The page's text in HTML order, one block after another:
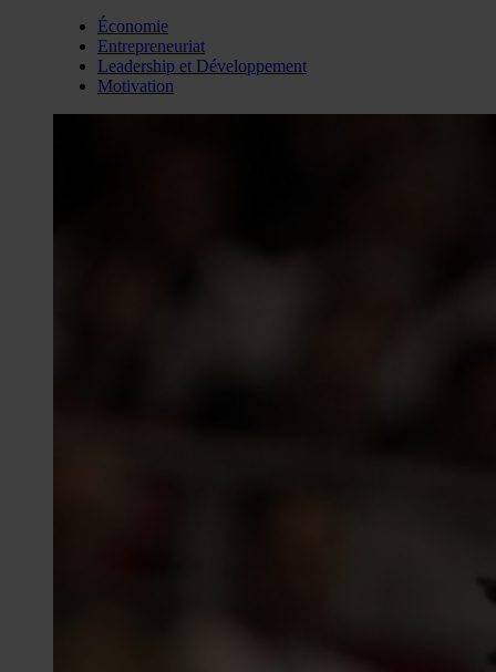
Économie
Entrepreneuriat
Leadership et Développement
Motivation